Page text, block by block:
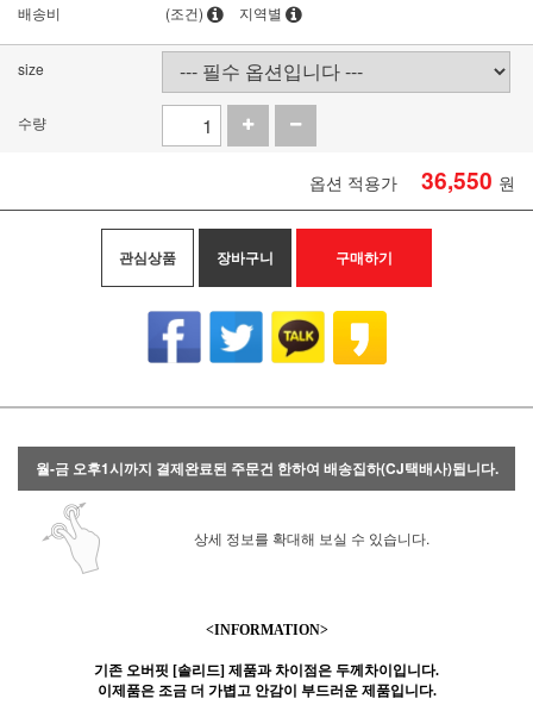
배송비
(조건) 지역별
size
수량
옵션 적용가 36,550 원
관심상품 장바구니 구매하기
월-금 오후1시까지 결제완료된 주문건 한하여 배송집하(CJ택배사)됩니다.
상세 정보를 확대해 보실 수 있습니다.
<INFORMATION>
기존 오버핏 [솔리드] 제품과 차이점은 두께차이입니다.
이제품은 조금 더 가볍고 안감이 부드러운 제품입니다.